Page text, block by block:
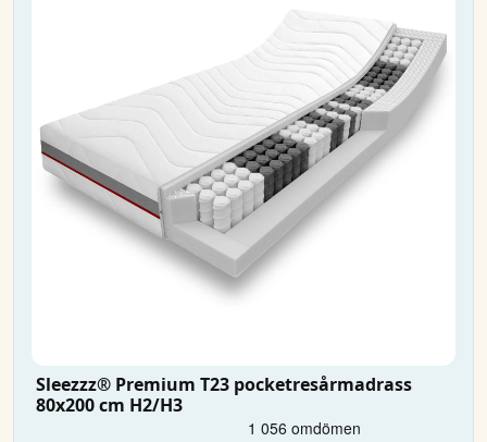
Sleezzz® Premium T23 pocketresårmadrass
80x200 cm H2/H3